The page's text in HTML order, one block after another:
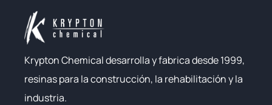
Krypton Chemical desarrolla y fabrica desde 1999,
resinas para la construcción, la rehabilitación y la
industria.